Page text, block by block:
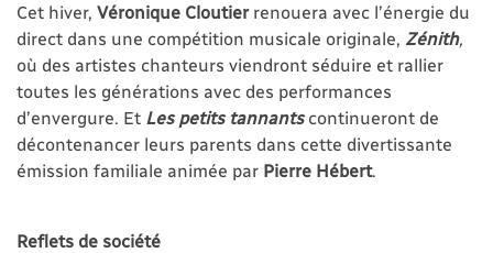
Cet hiver, Véronique Cloutierrenouera avec l’énergie du
direct dans une compétition musicale originale, Zénith,
où des artistes chanteurs viendront séduire et rallier
toutes les générations avec des performances
d’envergure. Et Les petits tannantscontinueront de
décontenancer leurs parents dans cette divertissante
émission familiale animée par Pierre Hébert.
Reflets de société